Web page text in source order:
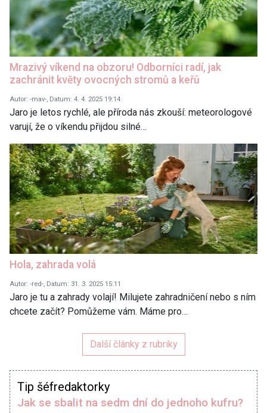
Mrazivý víkend na obzoru! Odborníci radí, jak
zachránit květy ovocných stromů a keřů
Autor: -mav-, Datum: 4. 4. 2025 19:14
Jaro je letos rychlé, ale příroda nás zkouší: meteorologové
varují, že o víkendu přijdou silné…
Hola, zahrada volá
Autor: -red-, Datum: 31. 3. 2025 15:11
Jaro je tu a zahrady volají! Milujete zahradničení nebo s ním
chcete začít? Pomůžeme vám. Máme pro…
Další články z rubriky
Tip šéfredaktorky
Jak se sbalit na sedm dní do jednoho kufru?